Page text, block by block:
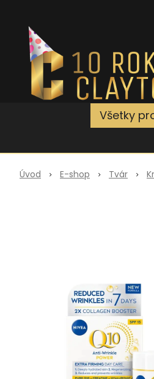
Všetky
Úvod E-shop Tvár